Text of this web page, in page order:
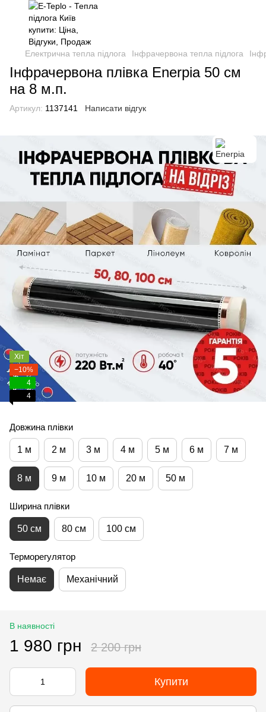
Електрична тепла підлога Інфрачервона тепла підлога
Інфрачервона плівка Enerpia 50 cм
на 8 м.п.
Артикул: 1137141 Написати відгук
Хіт
−10%
4
4
Довжина плівки
1 м 2 м 3 м 4 м 5 м 6 м 7 м
8 м 9 м 10 м 20 м 50 м
Ширина плівки
50 см 80 см 100 см
Терморегулятор
Немає Механічний
В наявності
1 980 грн 2 200 грн
Купити